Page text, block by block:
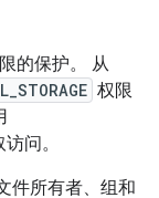
的保护。 从
权限
问。
件所有者、组和